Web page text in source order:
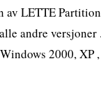
av LETTE
andre
2000, XP